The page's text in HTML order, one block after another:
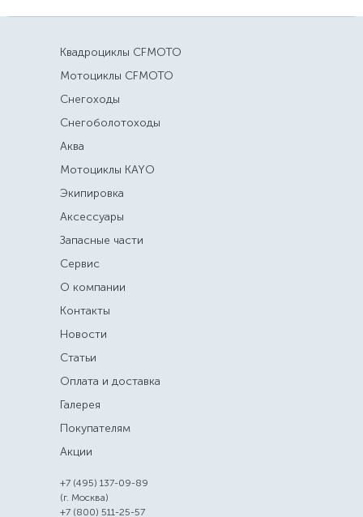
Квадроциклы CFMOTO
Мотоциклы CFMOTO
Снегоходы
Снегоболотоходы
Аква
Мотоциклы KAYO
Экипировка
Аксессуары
Запасные части
Сервис
О компании
Контакты
Новости
Статьи
Оплата и доставка
Галерея
Покупателям
Акции
+7 (495) 137-09-89
(г. Москва)
+7 (800) 511-25-57